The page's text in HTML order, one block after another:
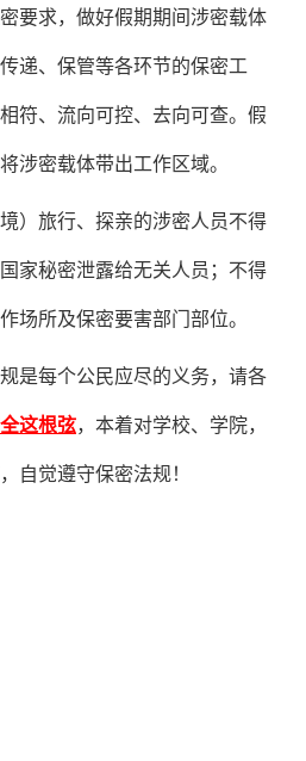
要求，做好假期期间涉密载体
递、保管等各环节的保密工
符、流向可控、去向可查。假
涉密载体带出工作区域。
）旅行、探亲的涉密人员不得
家秘密泄露给无关人员；不得
场所及保密要害部门部位。
是每个公民应尽的义务，请各
这根弦，本着对学校、学院，
自觉遵守保密法规！